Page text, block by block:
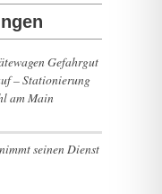
Gefahrgut
– Stationierung
am Main
seinen Dienst